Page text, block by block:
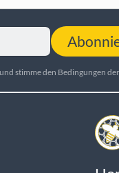
stimme den Bedingungen der